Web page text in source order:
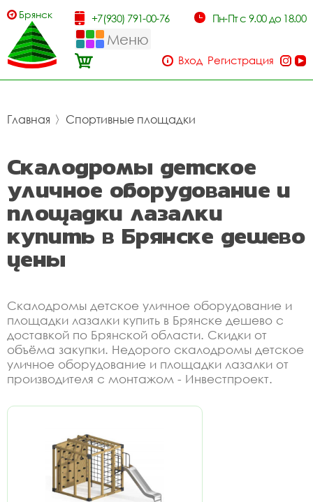
Брянск +7(930) 791-00-76 Пн-Пт с 9.00 до 18.00
Меню
Вход Регистрация
Главная 〉 Спортивные площадки
Скалодромы детское
уличное оборудование и
площадки лазалки
купить в Брянске дешево
цены
Скалодромы детское уличное оборудование и
площадки лазалки купить в Брянске дешево с
доставкой по Брянской области. Скидки от
объёма закупки. Недорого скалодромы детское
уличное оборудование и площадки лазалки от
производителя с монтажом - Инвестпроект.